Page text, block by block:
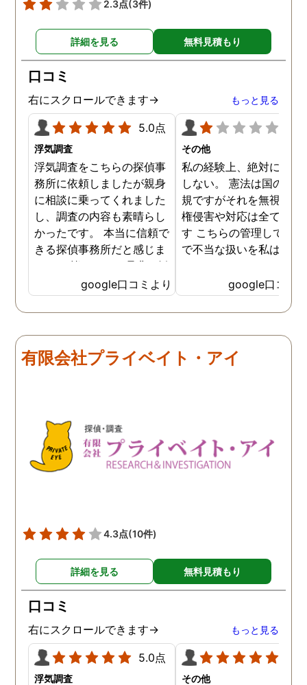
いう安心感が あり、次に進
む力を与えてくれたと思い
ます。 本当にありがとうご
ざいました。
2.3点(3件)
詳細を見る 無料見積もり
口コミ
右にスクロールできます→ もっと見る
5.0点
浮気調査
浮気調査をこちらの探偵事
務所に依頼しましたが親身
に相談に乗ってくれました
し、調査の内容も素晴らし
かったです。 本当に信頼で
きる探偵事務所だと感じま
した。 皆さんにも是非お勧
めしたいと思います。
google口コミより
その他
私の経験上、絶対にお勧
しない。 憲法は国の最
規ですがそれを無視した
権侵害や対応は全て違法
す こちらの管理してい
で不当な扱いを私は受け
google口コミ
有限会社プライベイト・アイ
4.3点(10件)
詳細を見る 無料見積もり
口コミ
右にスクロールできます→ もっと見る
5.0点
浮気調査 その他